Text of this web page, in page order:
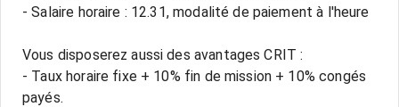
- Salaire horaire : 12.31, modalité de paiement à l'heure
Vous disposerez aussi des avantages CRIT :
- Taux horaire fixe + 10% fin de mission + 10% congés
payés.